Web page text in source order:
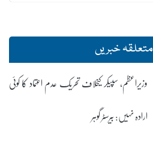
متعلقہ خبریں
وزیراعظم، سپیکر کیخلاف تحریک عدم اعتماد کا کوئی
ارادہ نہیں: بیرسٹر گوہر